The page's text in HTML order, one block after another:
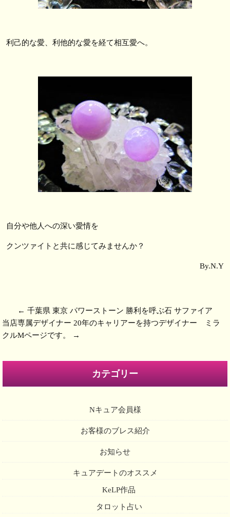
利己的な愛、利他的な愛を経て相互愛へ。
自分や他人への深い愛情を
クンツァイトと共に感じてみませんか？
By.N.Y
← 千葉県 東京 パワーストーン 勝利を呼ぶ石 サファイア
当店専属デザイナー 20年のキャリアーを持つデザイナー ミラ
クルMページです。
→
カテゴリー
Nキュア会員様
お客様のブレス紹介
お知らせ
キュアデートのオススメ
KeLP作品
タロット占い